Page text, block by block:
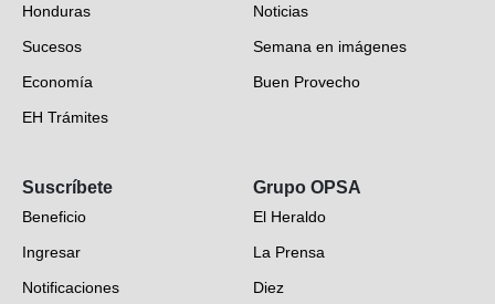
Honduras
Sucesos
Economía
EH Trámites
EH Verifica
Fotogalerías
Deportes
Videos
Noticias
Semana en imágenes
Buen Provecho
Suscríbete
Beneficio
Ingresar
Notificaciones
Grupo OPSA
El Heraldo
La Prensa
Diez